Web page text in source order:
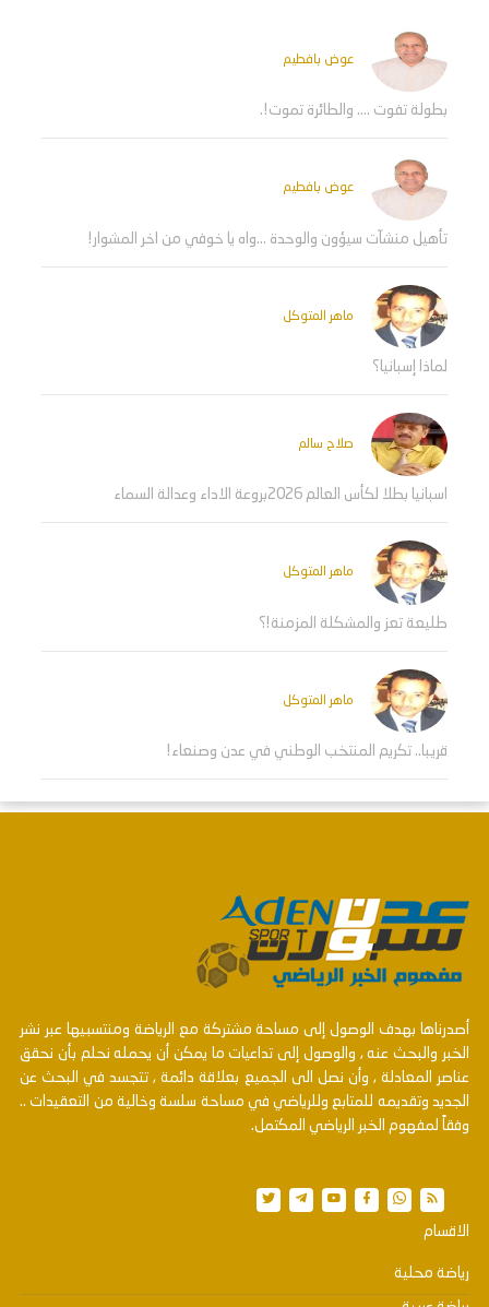
عوض بافطيم
بطولة تفوت .... والطائرة تموت!.
عوض بافطيم
تأهيل منشآت سيؤون والوحدة ...واه يا خوفي من اخر المشوار!
ماهر المتوكل
لماذا إسبانيا؟
صلاح سالم
اسبانيا بطلا لكأس العالم 2026بروعة الاداء وعدالة السماء
ماهر المتوكل
طليعة تعز والمشكلة المزمنة!؟
ماهر المتوكل
قريبا.. تكريم المنتخب الوطني في عدن وصنعاء!
أصدرناها بهدف الوصول إلى مساحة مشتركة مع الرياضة ومنتسبيها عبر نشر
الخبر والبحث عنه , والوصول إلى تداعيات ما يمكن أن يحمله نحلم بأن نحقق
عناصر المعادلة , وأن نصل الى الجميع بعلاقة دائمة , تتجسد في البحث عن
الجديد وتقديمه للمتابع وللرياضي في مساحة سلسة وخالية من التعقيدات ..
وفقاً لمفهوم الخبر الرياضي المكتمل.
الاقسام
رياضة محلية